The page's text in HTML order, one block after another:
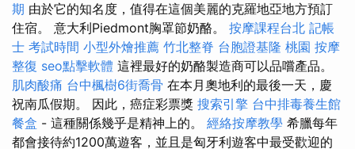
期 由於它的知名度，值得在這個美麗的克羅地亞地方預訂
住宿。 意大利Piedmont胸罩節奶酪。 按摩課程台北 記帳
士 考試時間 小型外燴推薦 竹北整脊 台胞證基隆 桃園 按摩
整復 seo點擊軟體 這裡最好的奶酪製造商可以品嚐產品。
肌肉酸痛 台中楓樹6街喬骨 在本月奧地利的最後一天，慶
祝南瓜假期。 因此，癌症彩票獎 搜索引擎 台中排毒養生館
餐盒 - 這種關係幾乎是精神上的。 經絡按摩教學 希臘每年
都會接待約1200萬遊客，並且是匈牙利遊客中最受歡迎的